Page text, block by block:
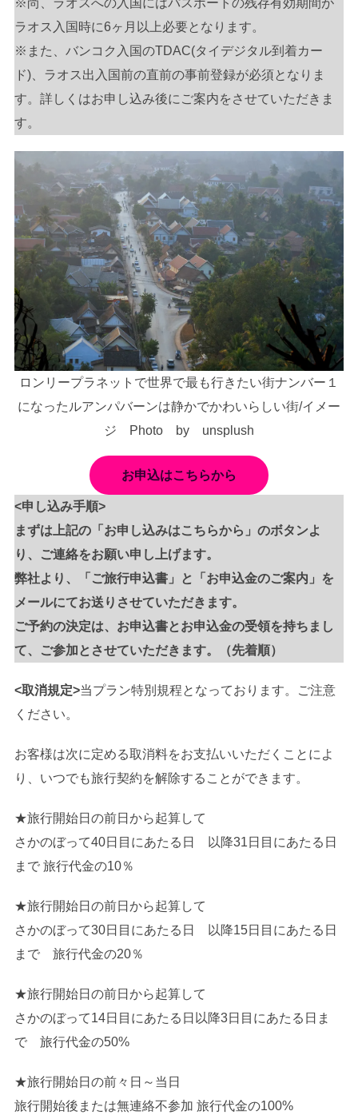
※尚、ラオスへの入国にはパスポートの残存有効期間が
ラオス入国時に6ヶ月以上必要となります。
※また、バンコク入国のTDAC(タイデジタル到着カー
ド)、ラオス出入国前の直前の事前登録が必須となりま
す。詳しくはお申し込み後にご案内をさせていただきま
す。
ロンリープラネットで世界で最も行きたい街ナンバー１
になったルアンパバーンは静かでかわいらしい街/イメー
ジ Photo by unsplush
お申込はこちらから
<申し込み手順>
まずは上記の「お申し込みはこちらから」のボタンよ
り、ご連絡をお願い申し上げます。
弊社より、「ご旅行申込書」と「お申込金のご案内」を
メールにてお送りさせていただきます。
ご予約の決定は、お申込書とお申込金の受領を持ちまし
て、ご参加とさせていただきます。（先着順）
<取消規定>当プラン特別規程となっております。ご注意
ください。
お客様は次に定める取消料をお支払いいただくことによ
り、いつでも旅行契約を解除することができます。
★旅行開始日の前日から起算して
さかのぼって40日目にあたる日 以降31日目にあたる日
まで 旅行代金の10％
★旅行開始日の前日から起算して
さかのぼって30日目にあたる日 以降15日目にあたる日
まで 旅行代金の20％
★旅行開始日の前日から起算して
さかのぼって14日目にあたる日以降3日目にあたる日ま
で 旅行代金の50%
★旅行開始日の前々日～当日
旅行開始後または無連絡不参加 旅行代金の100%